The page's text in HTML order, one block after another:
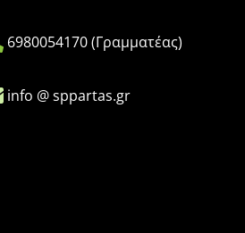
6980054170 (Γραμματέας)
info @ sppartas.gr